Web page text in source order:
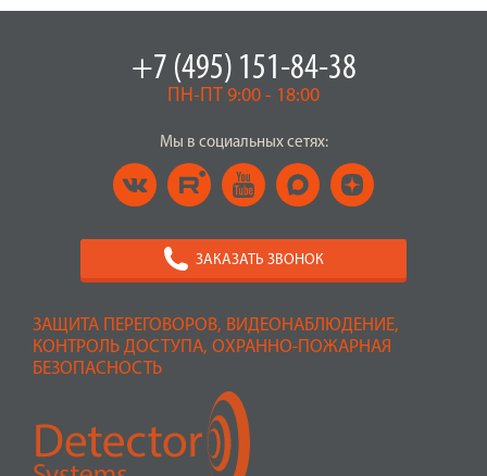
ЗАЩИТА ПЕРЕГОВОРОВ, ВИДЕОНАБЛЮДЕНИЕ,
КОНТРОЛЬ ДОСТУПА, ОХРАННО-ПОЖАРНАЯ
БЕЗОПАСНОСТЬ
+7 (495) 151-84-38
ПН-ПТ 9:00 - 18:00
Мы в социальных сетях:
ЗАКАЗАТЬ ЗВОНОК